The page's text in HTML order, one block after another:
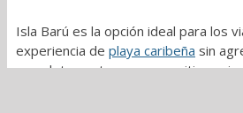
Isla Barú es la opción ideal para los
experiencia de playa caribeña sin
completamente nuevo a su itinerario.